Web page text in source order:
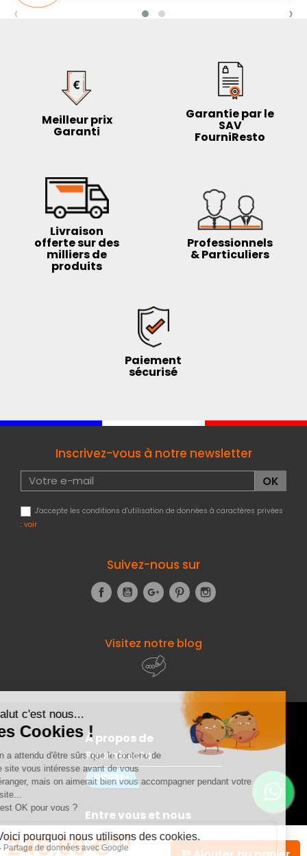
‹ ›
246,99 €HT
Meilleur prix
Garanti
Garantie par le
SAV
FourniResto
Livraison
offerte sur des
milliers de
produits
Professionnels
& Particuliers
Paiement
sécurisé
Inscrivez-vous à notre newsletter
J'accepte les conditions d'utilisation de données à caractères privées
: voir
Suivez-nous sur
FacebookYouTubeGoogle+Pinterest
Visitez notre blog
À propos de
Fourniresto
Entre vous et nous